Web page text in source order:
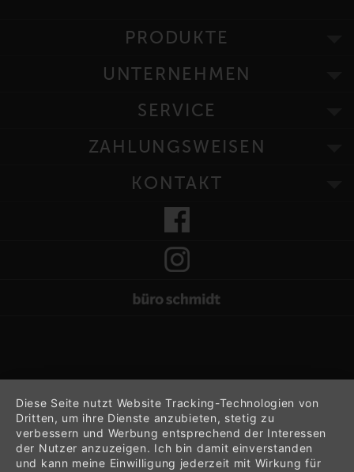
PRODUKTE
UNTERNEHMEN
SERVICE
ZAHLUNGSWEISEN
KONTAKT
Diese Seite nutzt Website Tracking-Technologien von
Dritten, um ihre Dienste anzubieten, stetig zu
verbessern und Werbung entsprechend der Interessen
der Nutzer anzuzeigen. Ich bin damit einverstanden
und kann meine Einwilligung jederzeit mit Wirkung für